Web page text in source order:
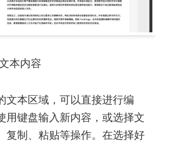
本内容
文本区域，可以直接进行编
用键盘输入新内容，或选择文
复制、粘贴等操作。在选择好